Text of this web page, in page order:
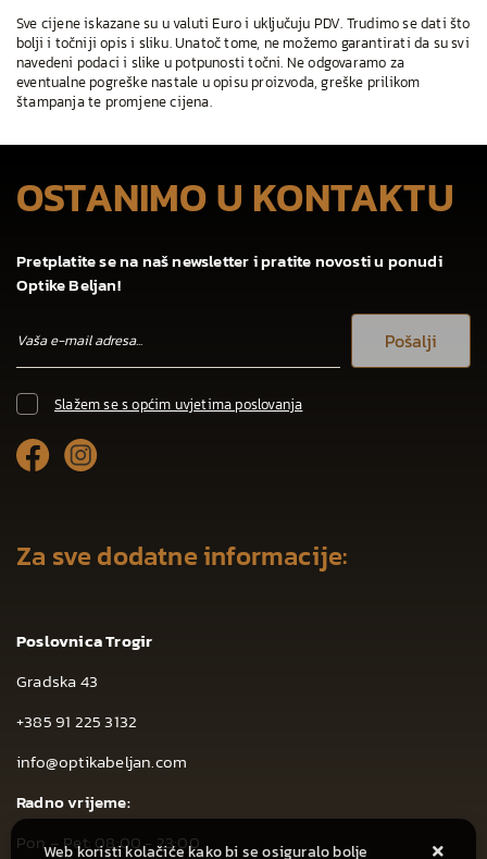
Sve cijene iskazane su u valuti Euro i uključuju PDV. Trudimo se dati što
bolji i točniji opis i sliku. Unatoč tome, ne možemo garantirati da su svi
navedeni podaci i slike u potpunosti točni. Ne odgovaramo za
eventualne pogreške nastale u opisu proizvoda, greške prilikom
štampanja te promjene cijena.
OSTANIMO U KONTAKTU
Pretplatite se na naš newsletter i pratite novosti u ponudi
Optike Beljan!
Pošalji
Slažem se s općim uvjetima poslovanja
Za sve dodatne informacije:
Poslovnica Trogir
Gradska 43
+385 91 225 3132
info@optikabeljan.com
Radno vrijeme:
Pon – Pet: 08:00 - 23:00
Web koristi kolačiće kako bi se osiguralo bolje